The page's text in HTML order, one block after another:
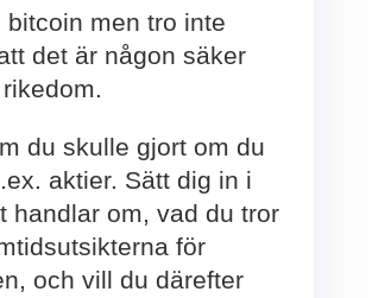
bitcoin men tro inte
det är någon säker
du skulle gjort om du
aktier. Sätt dig in i
handlar om, vad du tror
för
och vill du därefter